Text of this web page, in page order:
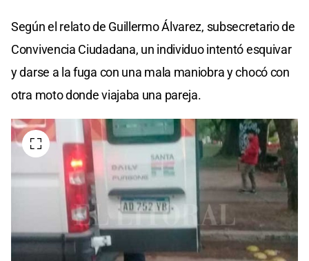
Según el relato de Guillermo Álvarez, subsecretario de
Convivencia Ciudadana, un individuo intentó esquivar
y darse a la fuga con una mala maniobra y chocó con
otra moto donde viajaba una pareja.